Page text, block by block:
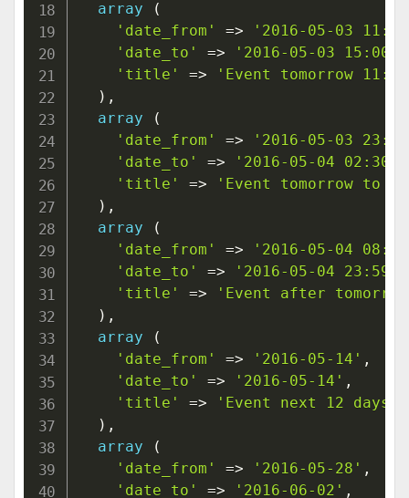
array
(
'date_from'
=>
'2016-05-03
'date_to'
=>
'2016-05-03
'title'
=>
'Event tomorrow
) ,
array
(
'date_from'
=>
'2016-05-03
'date_to'
=>
'2016-05-04
'title'
=>
'Event tomorrow to
) ,
array
(
'date_from'
=>
'2016-05-04
'date_to'
=>
'2016-05-04
'title'
=>
'Event after
) ,
array
(
'date_from'
=> '2016-05-14' ,
'date_to'
=> '2016-05-14' ,
'title'
=> 'Event next 12 days'
) ,
array
(
'date_from'
=> '2016-05-28' ,
'date_to'
=> '2016-06-02' ,